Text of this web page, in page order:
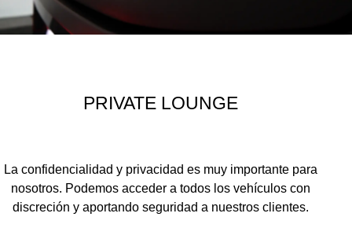
PRIVATE LOUNGE
La confidencialidad y privacidad es muy importante para
nosotros. Podemos acceder a todos los vehículos con
discreción y aportando seguridad a nuestros clientes.